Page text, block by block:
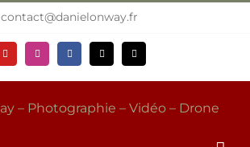
contact@danielonway.fr
YouTubeInstagramFacebook
X Email